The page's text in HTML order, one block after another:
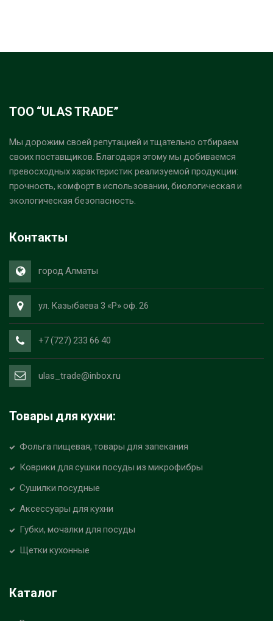
ТОО “ULAS TRADE”
Мы дорожим своей репутацией и тщательно отбираем
своих поставщиков. Благодаря этому мы добиваемся
превосходных характеристик реализуемой продукции:
прочность, комфорт в использовании, биологическая и
экологическая безопасность.
Контакты
город Алматы
ул. Казыбаева 3 «Р» оф. 26
+7 (727) 233 66 40
ulas_trade@inbox.ru
Товары для кухни:
Фольга пищевая, товары для запекания
Коврики для сушки посуды из микрофибры
Сушилки посудные
Аксессуары для кухни
Губки, мочалки для посуды
Щетки кухонные
Каталог